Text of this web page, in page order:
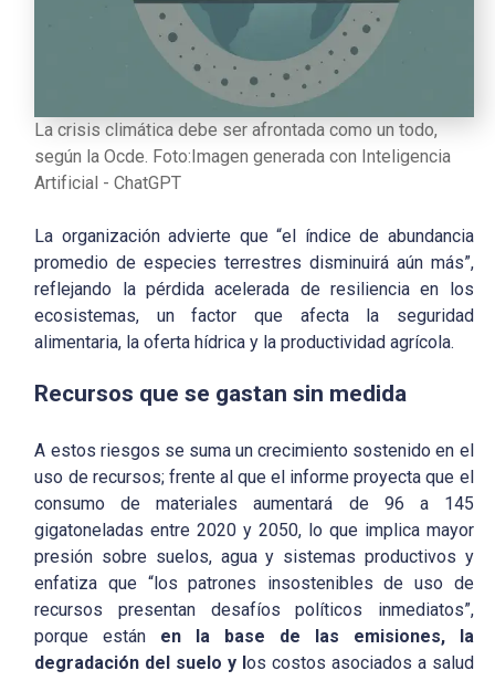
La crisis climática debe ser afrontada como un todo,
según la Ocde. Foto:Imagen generada con Inteligencia
Artificial - ChatGPT
La organización advierte que “el índice de abundancia
promedio de especies terrestres disminuirá aún más”,
reflejando la pérdida acelerada de resiliencia en los
ecosistemas, un factor que afecta la seguridad
alimentaria, la oferta hídrica y la productividad agrícola.
Recursos que se gastan sin medida
A estos riesgos se suma un crecimiento sostenido en el
uso de recursos; frente al que el informe proyecta que el
consumo de materiales aumentará de 96 a 145
gigatoneladas entre 2020 y 2050, lo que implica mayor
presión sobre suelos, agua y sistemas productivos y
enfatiza que “los patrones insostenibles de uso de
recursos presentan desafíos políticos inmediatos”,
porque están en la base de las emisiones, la
degradación del suelo y los costos asociados a salud